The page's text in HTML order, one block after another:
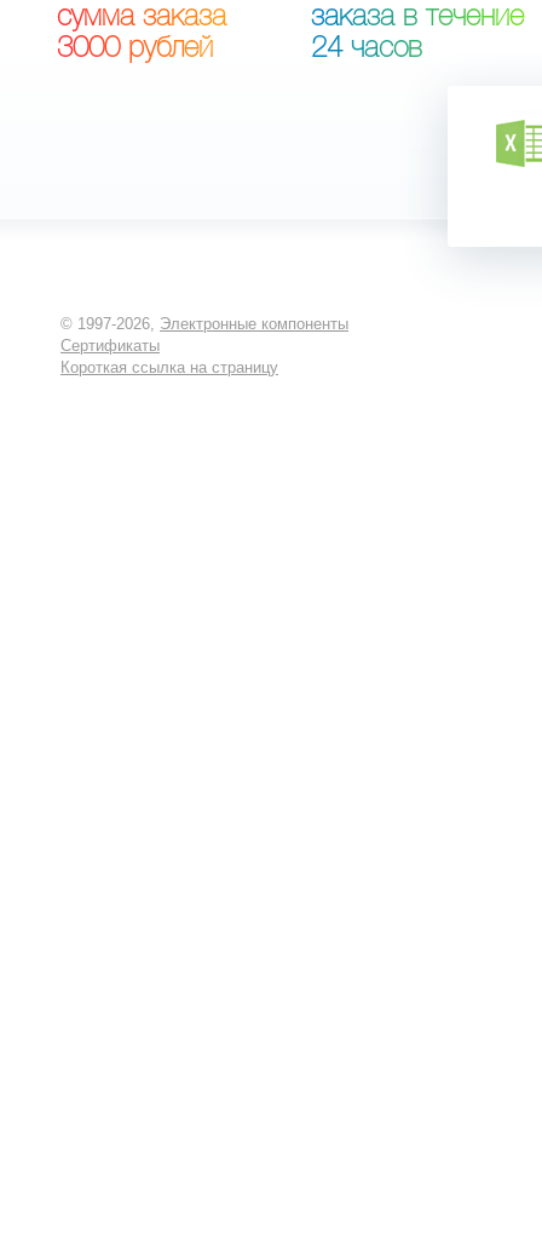
сумма заказа
3000 рублей
заказа в течение
24 часов
© 1997-2026, Электронные компоненты
Сертификаты
Короткая ссылка на страницу